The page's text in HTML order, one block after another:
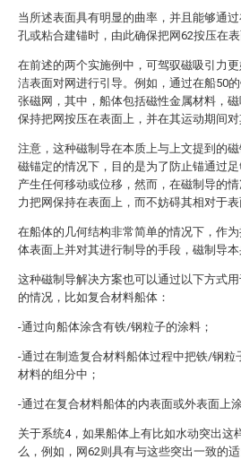
当所述表面具有明显的曲率，并且能够通
孔或粘合建锚时，由此确保把网62按压在表
在前述的两个实施例中，可驾驭磁吸引力
洁表面对网进行引导。例如，通过在船50
张磁网，其中，船体包括磁性金属材料，
保持把网按压在表面上，并在其运动期间对
注意，这种磁制导在本质上与上文提到的
磁锚定的情况下，目的是为了防止锚通过
产生任何移动或位移，然而，在磁制导的情
力把网保持在表面上，而不妨碍其相对于表
在船体的几何结构非常简单的情况下，作
体表面上并对其进行制导的手段，磁制导本
这种磁制导解决方案也可以通过以下方式
的情况，比如复合材料船体：
-通过向船体涂含有铁/钢粒子的涂料；
-通过在制造复合材料船体过程中把铁/钢粒
材料的组分中；
-通过在复合材料船体的内表面或外表面上
关于系统4，如果船体上有比如水动突出这
么，例如，网62则具有与这些突出一致的